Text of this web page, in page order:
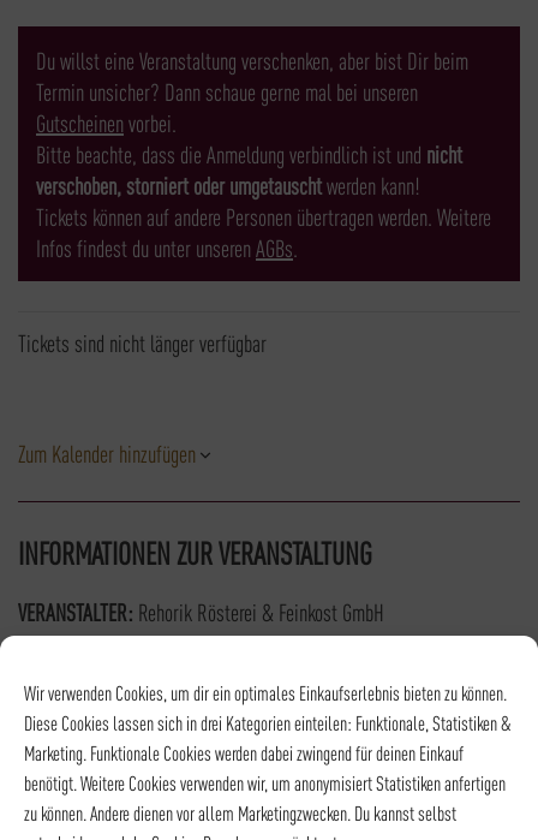
Wir verwenden Cookies, um dir ein optimales Einkaufserlebnis bieten zu können.
Diese Cookies lassen sich in drei Kategorien einteilen: Funktionale, Statistiken &
Marketing. Funktionale Cookies werden dabei zwingend für deinen Einkauf
benötigt. Weitere Cookies verwenden wir, um anonymisiert Statistiken anfertigen
zu können. Andere dienen vor allem Marketingzwecken. Du kannst selbst
Du willst eine Veranstaltung verschenken, aber bist Dir beim
Termin unsicher? Dann schaue gerne mal bei unseren
Gutscheinen vorbei.
Bitte beachte, dass die Anmeldung verbindlich ist und nicht
verschoben, storniert oder umgetauschtwerden kann!
Tickets können auf andere Personen übertragen werden. Weitere
Infos findest du unter unseren AGBs.
Tickets sind nicht länger verfügbar
Zum Kalender hinzufügen
INFORMATIONEN ZUR VERANSTALTUNG
VERANSTALTER: Rehorik Rösterei & Feinkost GmbH
TELEFON:0941 / 788 353 0
E-MAIL:
events@rehorik.de